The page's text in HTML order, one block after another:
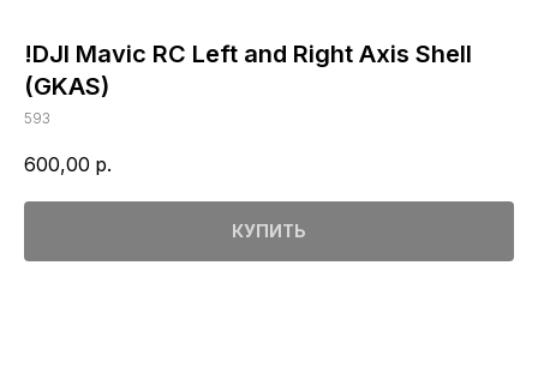
!DJI Mavic RC Left and Right Axis Shell
(GKAS)
593
600,00 р.
КУПИТЬ